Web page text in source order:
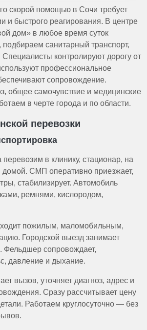
скорой помощью в Сочи требует
и быстрого реагирования. В центре
дом» в любое время суток
санитарный транспорт,
Специалисты контролируют дорогу от
профессиональное
сопровождение.
общее самочувствие и медицинские
в черте города и по области.
перевозки
перевозим в клинику, стационар, на
домой. СМП оперативно приезжает,
стабилизирует. Автомобиль
ремнями, кислородом,
пожилым, маломобильным,
Городской выезд занимает
сопровождает,
давление и дыхание.
вызов, уточняет диагноз, адрес и
Сразу рассчитывает цену
Работаем круглосуточно — без